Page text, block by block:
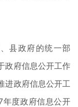
县政府的统一部
政府信息公开工作
进政府信息公开工
年度政府信息公开